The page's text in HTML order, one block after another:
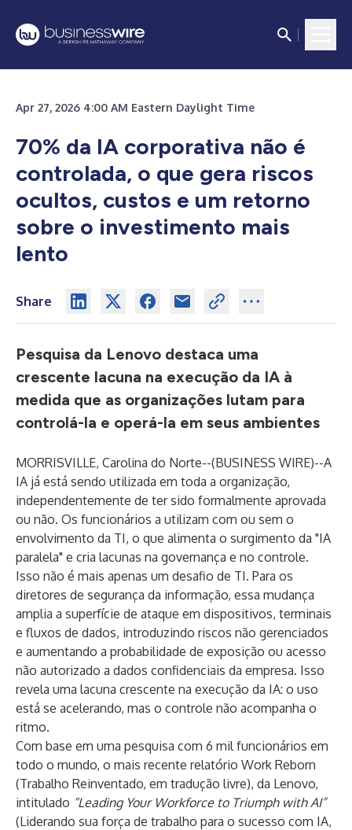
Apr 27, 2026 4:00 AM Eastern Daylight Time
70% da IA corporativa não é
controlada, o que gera riscos
ocultos, custos e um retorno
sobre o investimento mais
lento
Share
Pesquisa da Lenovo destaca uma
crescente lacuna na execução da IA à
medida que as organizações lutam para
controlá-la e operá-la em seus ambientes
MORRISVILLE, Carolina do Norte--(BUSINESS WIRE)--A
IA já está sendo utilizada em toda a organização,
independentemente de ter sido formalmente aprovada
ou não. Os funcionários a utilizam com ou sem o
envolvimento da TI, o que alimenta o surgimento da "IA
paralela" e cria lacunas na governança e no controle.
Isso não é mais apenas um desafio de TI. Para os
diretores de segurança da informação, essa mudança
amplia a superfície de ataque em dispositivos, terminais
e fluxos de dados, introduzindo riscos não gerenciados
e aumentando a probabilidade de exposição ou acesso
não autorizado a dados confidenciais da empresa. Isso
revela uma lacuna crescente na execução da IA: o uso
está se acelerando, mas o controle não acompanha o
ritmo.
Com base em uma pesquisa com 6 mil funcionários em
todo o mundo, o mais recente relatório Work Reborn
(Trabalho Reinventado, em tradução livre), da Lenovo,
intitulado “Leading Your Workforce to Triumph with AI”
(Liderando sua força de trabalho para o sucesso com IA,